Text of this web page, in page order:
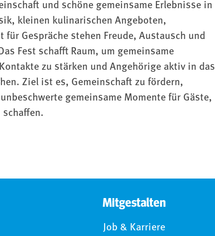
und schöne gemeinsame Erlebnisse in
kleinen kulinarischen Angeboten,
Gespräche stehen Freude, Austausch und
Fest schafft Raum, um gemeinsame
zu stärken und Angehörige aktiv in das
Ziel ist es, Gemeinschaft zu fördern,
gemeinsame Momente für Gäste,
Mitgestalten
Job & Karriere